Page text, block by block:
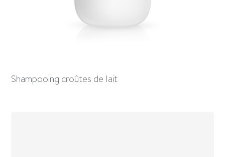
Shampooing croûtes de lait